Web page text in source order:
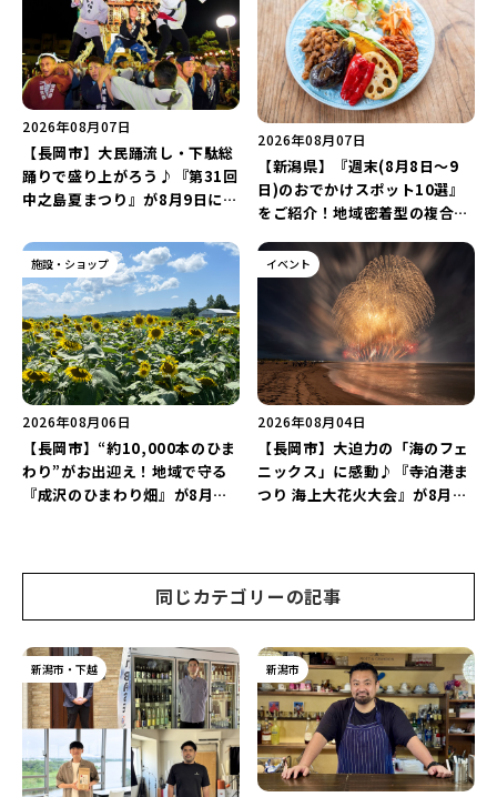
2026年08月07日
【長岡市】大民踊流し・下駄総
踊りで盛り上がろう♪『第31回
中之島夏まつり』が8月9日に開
手”のシュート対決は必見♪
2026年08月07日
【新潟県】『週末(8月8日～9
日)のおでかけスポット10選』
をご紹介！地域密着型の複合施
ナ丸大新潟のサマーフェスタ
2026」がおすすめ♪
施設・ショップ
2026年08月06日
【長岡市】“約10,000本のひま
わり”がお出迎え！地域で守る
『成沢のひまわり畑』が8月中
イベント
2026年08月04日
【長岡市】大迫力の「海のフェ
ニックス」に感動♪『寺泊港ま
つり 海上大花火大会』が8月7
同じカテゴリーの記事
新潟市・下越 新潟市